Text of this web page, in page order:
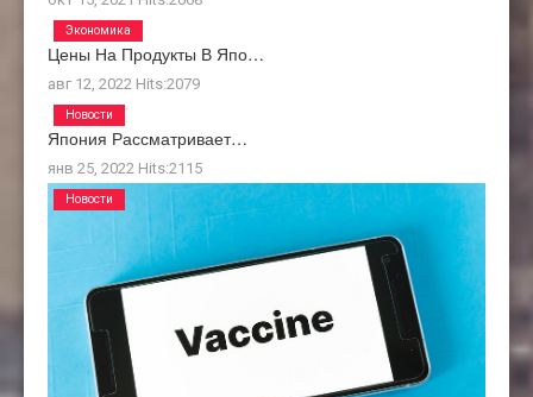
Цены На Продукты В Япо…
авг 12, 2022 Hits:2079
Экономика
Япония Рассматривает…
янв 25, 2022 Hits:2115
Новости
Новости